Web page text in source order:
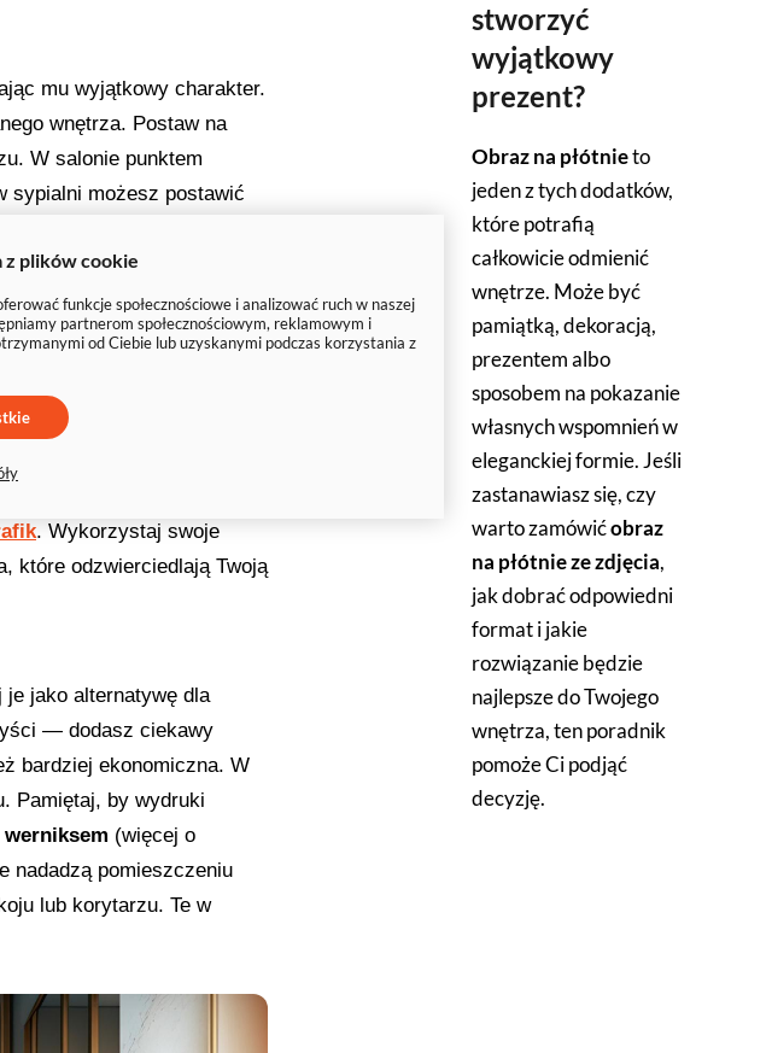
mu wyjątkowy charakter.
wnętrza. Postaw na
W salonie punktem
sypialni możesz postawić
wyrazistości i elegancji,
Dlatego świetnym
Wybierz
emocji i wspomnień. Z
. Wykorzystaj swoje
które odzwierciedlają Twoją
jako alternatywę dla
— dodasz ciekawy
bardziej ekonomiczna. W
Pamiętaj, by wydruki
werniksem (więcej o
nadadzą pomieszczeniu
lub korytarzu. Te w
stworzyć
wyjątkowy
prezent?
Obraz na płótnieto
jeden z tych dodatków,
które potrafią
całkowicie odmienić
wnętrze. Może być
pamiątką, dekoracją,
prezentem albo
sposobem na pokazanie
własnych wspomnień w
eleganckiej formie. Jeśli
zastanawiasz się, czy
warto zamówićobraz
na płótnie ze zdjęcia,
jak dobrać odpowiedni
format i jakie
rozwiązanie będzie
najlepsze do Twojego
wnętrza, ten poradnik
pomoże Ci podjąć
decyzję.
z plików cookie
funkcje społecznościowe i analizować ruch w naszej
partnerom społecznościowym, reklamowym i
od Ciebie lub uzyskanymi podczas korzystania z